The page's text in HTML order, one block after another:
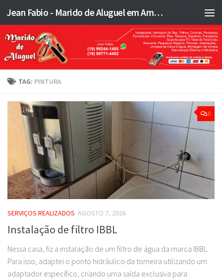
Skip to content Jean Fabio - Marido de Aluguel em Americana SP e região - JFMA
TAG: PINTURA
0
SERVIÇOS REALIZADOS AGOSTO 7, 2026
Instalação de filtro IBBL
Nessa casa, fiz a instalação de um filtro de água da marca IBBL.
Para isso, adaptei o ponto hidráulico da torneira utilizando um
adaptador específico, criando uma saída exclusiva para